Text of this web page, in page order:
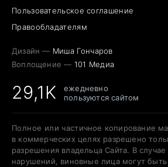
Пользовательское соглашение
Правообладателям
Дизайн — Миша Гончаров
Воплощение — 101 Медиа
29,1K
ежедневно
пользуются сайтом
Полное или частичное копирование
в коммерческих целях разрешено
разрешения владельца Сайта. В
нарушений, виновные лица могут